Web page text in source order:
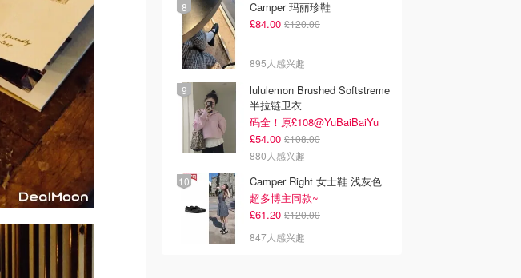
Camper 玛丽珍鞋
£84.00 £120.00
895人感兴趣
lululemon Brushed Softstreme
半拉链卫衣
码全！原£108@YuBaiBaiYu
£54.00 £108.00
880人感兴趣
Camper Right 女士鞋 浅灰色
超多博主同款~
£61.20 £120.00
847人感兴趣